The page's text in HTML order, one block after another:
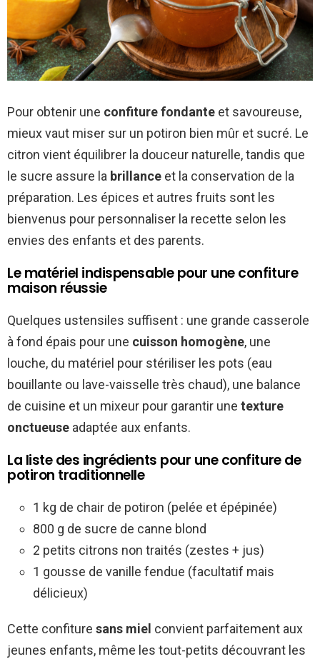
Pour obtenir une confiture fondante et savoureuse,
mieux vaut miser sur un potiron bien mûr et sucré. Le
citron vient équilibrer la douceur naturelle, tandis que
le sucre assure la brillance et la conservation de la
préparation. Les épices et autres fruits sont les
bienvenus pour personnaliser la recette selon les
envies des enfants et des parents.
Le matériel indispensable pour une confiture
maison réussie
Quelques ustensiles suffisent : une grande casserole
à fond épais pour une cuisson homogène, une
louche, du matériel pour stériliser les pots (eau
bouillante ou lave-vaisselle très chaud), une balance
de cuisine et un mixeur pour garantir une texture
onctueuse adaptée aux enfants.
La liste des ingrédients pour une confiture de
potiron traditionnelle
1 kg de chair de potiron (pelée et épépinée)
800 g de sucre de canne blond
2 petits citrons non traités (zestes + jus)
1 gousse de vanille fendue (facultatif mais
délicieux)
Cette confiture sans miel convient parfaitement aux
jeunes enfants, même les tout-petits découvrant les